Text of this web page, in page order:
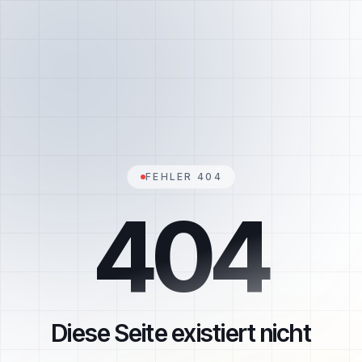
FEHLER 404
404
Diese Seite existiert nicht